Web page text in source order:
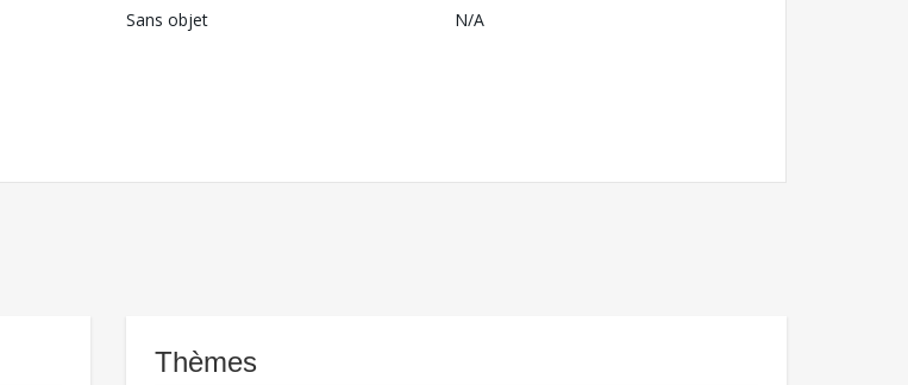
Sans objet
N/A
Thèmes